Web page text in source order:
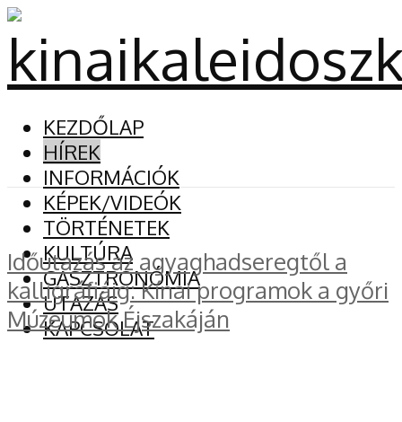
KEZDŐLAP
HÍREK
INFORMÁCIÓK
KÉPEK/VIDEÓK
TÖRTÉNETEK
KULTÚRA
GASZTRONÓMIA
UTAZÁS
KAPCSOLAT
Időutazás az agyaghadseregtől a
kalligráfiáig: Kínai programok a győri
Múzeumok Éjszakáján